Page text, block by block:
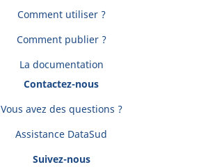
Comment utiliser ?
Comment publier ?
La documentation
Contactez-nous
Vous avez des questions ?
Assistance DataSud
Suivez-nous